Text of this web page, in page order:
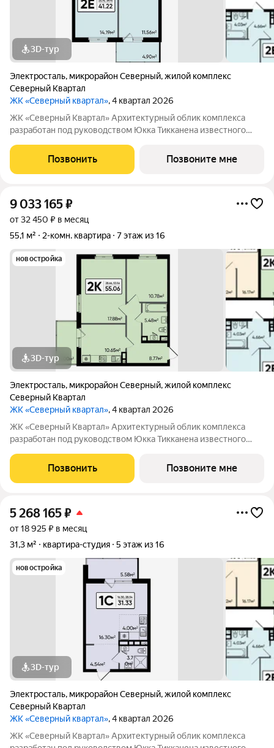
3D-тур
Электросталь, микрорайон Северный,жилой комплекс
Северный Квартал
ЖК «Северный квартал», 4 квартал 2026
ЖК «Северный Квартал» Архитектурный облик комплекса
разработан под руководством Юкка Тикканена известного
сочетании современного дизайна и северной эстетики. В
данном проекте Тикканен удачно
Позвонить Позвоните мне
9 033 165₽
от 32 450 ₽ в месяц
55,1 м²
2-комн. квартира 7 этаж из 16
новостройка
3D-тур
Электросталь, микрорайон Северный,жилой комплекс
Северный Квартал
ЖК «Северный квартал», 4 квартал 2026
ЖК «Северный Квартал» Архитектурный облик комплекса
разработан под руководством Юкка Тикканена известного
сочетании современного дизайна и северной эстетики. В
данном проекте Тикканен удачно
Позвонить Позвоните мне
5 268 165₽
от 18 925 ₽ в месяц
31,3 м²
квартира-студия 5 этаж из 16
новостройка
3D-тур
Электросталь, микрорайон Северный,жилой комплекс
Северный Квартал
ЖК «Северный квартал», 4 квартал 2026
ЖК «Северный Квартал» Архитектурный облик комплекса